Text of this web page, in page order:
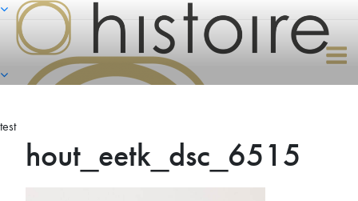
Naar
inhoud
springen
test
hout_eetk_dsc_6515